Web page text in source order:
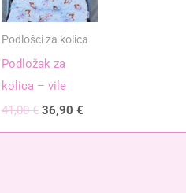
Podlošci za kolica
Podložak za
kolica – vile
41,00€ 36,90 €